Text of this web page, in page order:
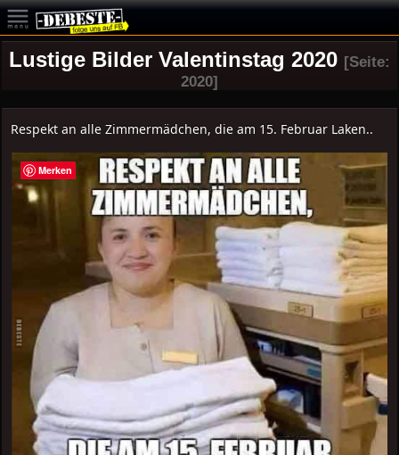
Lustige Bilder Valentinstag 2020 [Seite:
2020]
Respekt an alle Zimmermädchen, die am 15. Februar Laken..
Merken